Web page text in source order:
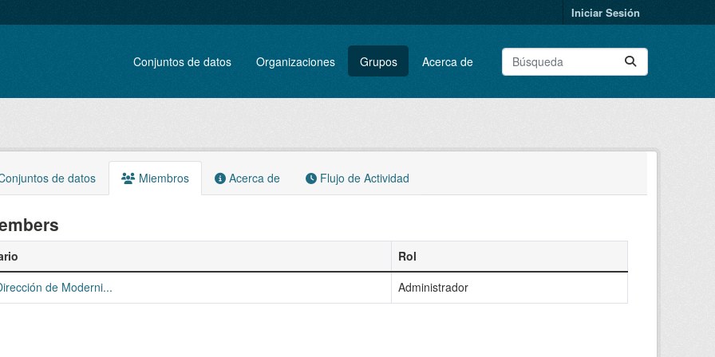
Iniciar Sesión
Conjuntos de datos Organizaciones Grupos Acerca de
de datos Miembros Acerca de Flujo de Actividad
Rol
de Moderni...
Administrador